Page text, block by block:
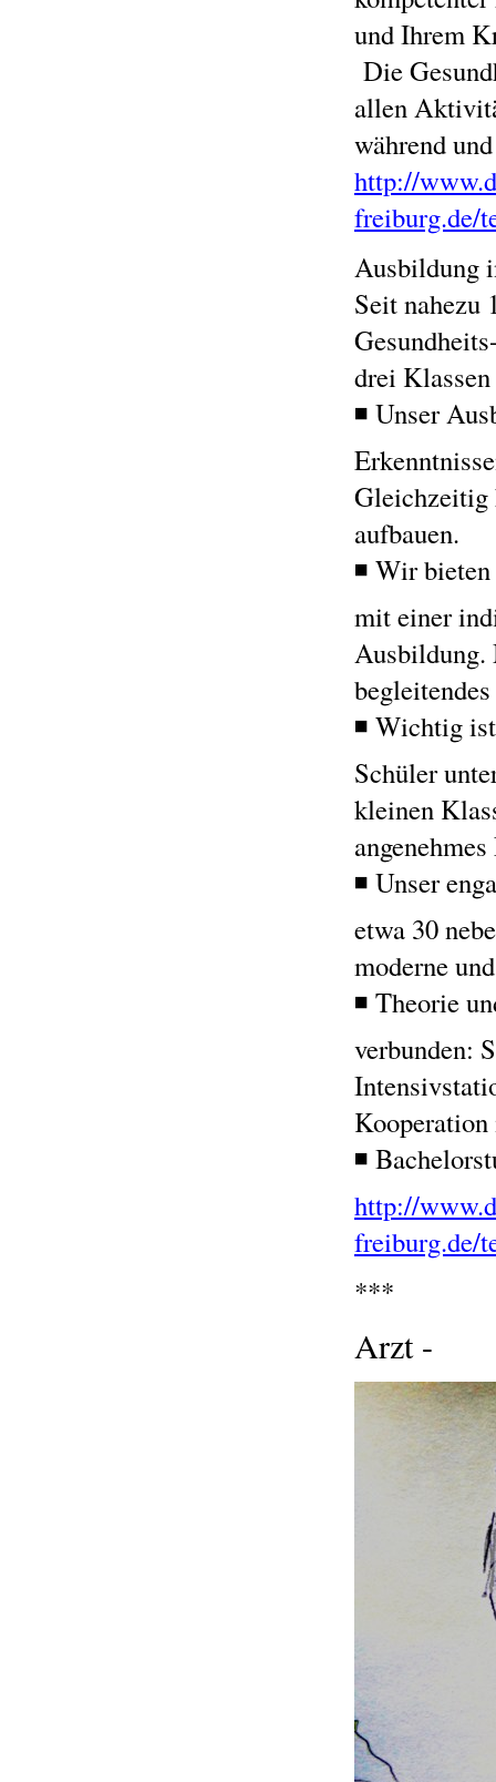
und Ihrem
Die
allen
während
http://
freiburg.de/
Ausbildung
Seit nahezu
drei
◾ Unser
Gleichzeitig
aufbauen.
◾ Wir
mit einer
Ausbildung.
◾ Wichtig
Schüler
kleinen
◾ Unser
etwa 30
moderne
◾ Theorie
verbunden:
◾
http://
freiburg.de/
***
Arzt -